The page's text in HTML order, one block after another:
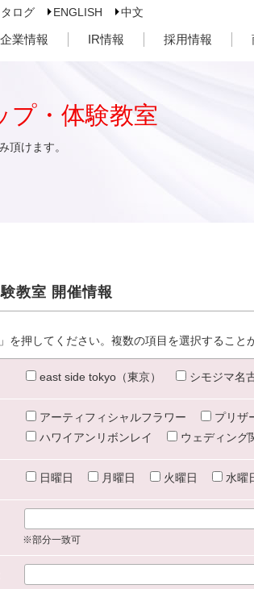
ログ ENGLISH 中文
企業情報 IR情報 採用情報
プ・体験教室
頂けます。
教室 開催情報
を押してください。複数の項目を選択すること
east side tokyo（東京） シモジマ名
アーティフィシャルフラワー プリザ
ハワイアンリボンレイ
ウェディング
日曜日 月曜日 火曜日 水曜
※部分一致可